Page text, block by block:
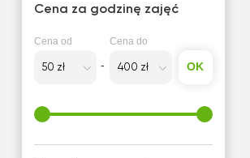
Cena za godzinę zajęć
Cena od Cena do
OK